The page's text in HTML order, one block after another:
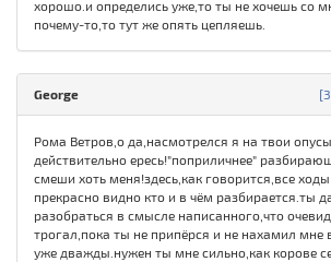
хорошо.и определись уже,то ты не хочешь со
почему-то,то тут же опять цепляешь.
George
Рома Ветров,о да,насмотрелся я на твои
действительно ересь!"поприличнее"
смеши хоть меня!здесь,как говорится,все
прекрасно видно кто и в чём разбирается.ты
разобраться в смысле написанного,что
трогал,пока ты не припёрся и не нахамил мне
уже дважды.нужен ты мне сильно,как корове